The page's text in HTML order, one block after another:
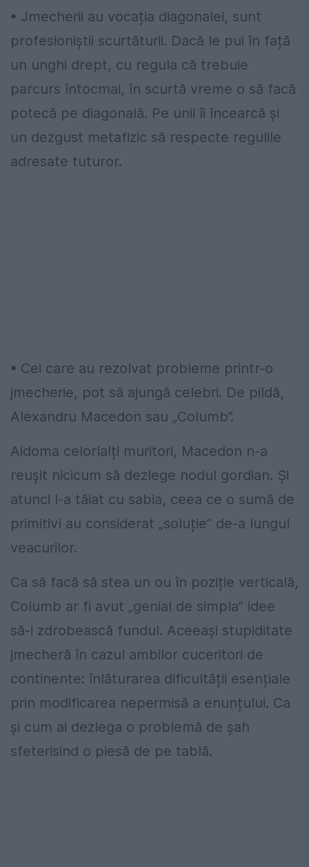
• Jmecherii au vocația diagonalei, sunt
profesioniștii scurtăturii. Dacă le pui în față
un unghi drept, cu regula că trebuie
parcurs întocmai, în scurtă vreme o să facă
potecă pe diagonală. Pe unii îi încearcă și
un dezgust metafizic să respecte regulile
adresate tuturor.
• Cei care au rezolvat probleme printr-o
jmecherie, pot să ajungă celebri. De pildă,
Alexandru Macedon sau „Columb”.
Aidoma celorlalți muritori, Macedon n-a
reușit nicicum să dezlege nodul gordian. Și
atunci l-a tăiat cu sabia, ceea ce o sumă de
primitivi au considerat „soluție” de-a lungul
veacurilor.
Ca să facă să stea un ou în poziție verticală,
Columb ar fi avut „genial de simpla” idee
să-i zdrobească fundul. Aceeași stupiditate
jmecheră în cazul ambilor cuceritori de
continente: înlăturarea dificultății esențiale
prin modificarea nepermisă a enunțului. Ca
și cum ai dezlega o problemă de șah
sfeterisind o piesă de pe tablă.